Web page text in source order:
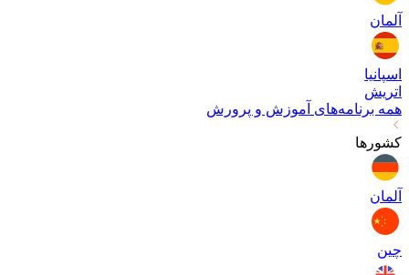
آلمان
اسپانیا
اتریش
همه برنامه‌های آموزش و پرورش
کشورها
آلمان
چین